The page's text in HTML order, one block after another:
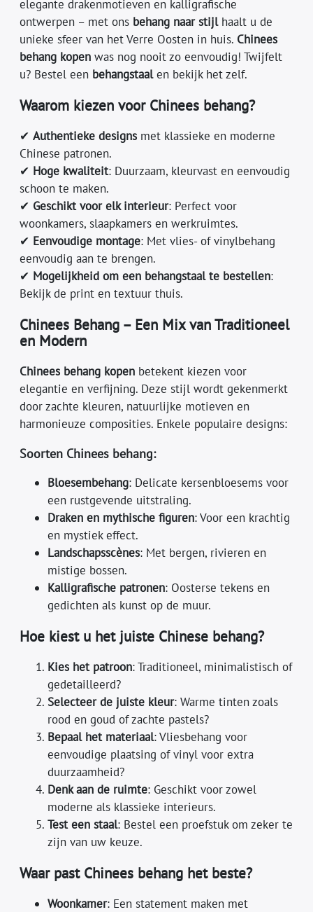
elegante drakenmotieven en kalligrafische
ontwerpen – met ons behang naar stijlhaalt u de
unieke sfeer van het Verre Oosten in huis. Chinees
behang kopen was nog nooit zo eenvoudig! Twijfelt
u? Bestel een behangstaalen bekijk het zelf.
Waarom kiezen voor Chinees behang?
✔Authentieke designs met klassieke en moderne
Chinese patronen.
✔ Hoge kwaliteit: Duurzaam, kleurvast en eenvoudig
schoon te maken.
✔ Geschikt voor elk interieur: Perfect voor
woonkamers, slaapkamers en werkruimtes.
✔ Eenvoudige montage: Met vlies- of vinylbehang
eenvoudig aan te brengen.
✔ Mogelijkheid om een behangstaal te bestellen:
Bekijk de print en textuur thuis.
Chinees Behang – Een Mix van Traditioneel
en Modern
Chinees behang kopen betekent kiezen voor
elegantie en verfijning. Deze stijl wordt gekenmerkt
door zachte kleuren, natuurlijke motieven en
harmonieuze composities. Enkele populaire designs:
Soorten Chinees behang:
Bloesembehang: Delicate kersenbloesems voor
een rustgevende uitstraling.
Draken en mythische figuren: Voor een krachtig
en mystiek effect.
Landschapsscènes: Met bergen, rivieren en
mistige bossen.
Kalligrafische patronen: Oosterse tekens en
gedichten als kunst op de muur.
Hoe kiest u het juiste Chinese behang?
Kies het patroon: Traditioneel, minimalistisch of
gedetailleerd?
Selecteer de juiste kleur: Warme tinten zoals
rood en goud of zachte pastels?
Bepaal het materiaal: Vliesbehang voor
eenvoudige plaatsing of vinyl voor extra
duurzaamheid?
Denk aan de ruimte: Geschikt voor zowel
moderne als klassieke interieurs.
Test een staal: Bestel een proefstuk om zeker te
zijn van uw keuze.
Waar past Chinees behang het beste?
Woonkamer: Een statement maken met